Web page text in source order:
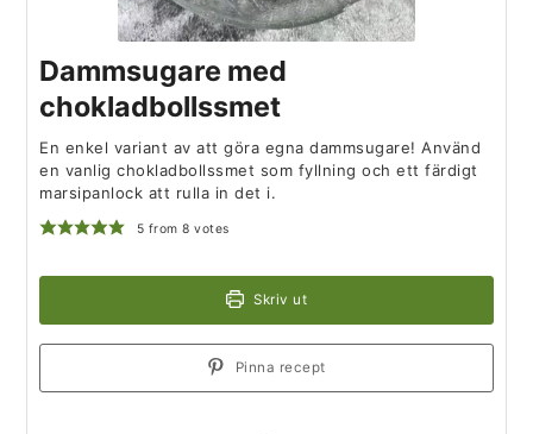
Dammsugare med
chokladbollssmet
En enkel variant av att göra egna dammsugare! Använd
en vanlig chokladbollssmet som fyllning och ett färdigt
marsipanlock att rulla in det i.
5 from8 votes
Skriv ut
Pinna recept